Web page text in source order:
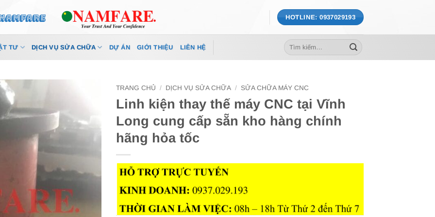
HOTLINE: 0937029193
TƯ DỊCH VỤ SỬA CHỮA DỰ ÁN GIỚI THIỆU LIÊN HỆ
Tìm
kiếm:
TRANG CHỦ / DỊCH VỤ SỬA CHỮA / SỬA CHỮA MÁY CNC
Linh kiện thay thế máy CNC tại Vĩnh
Long cung cấp sẵn kho hàng chính
hãng hỏa tốc